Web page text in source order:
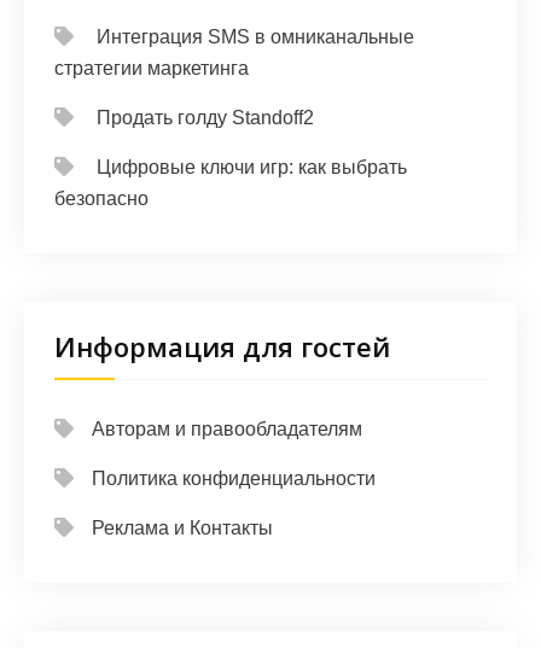
Интеграция SMS в омниканальные
стратегии маркетинга
Продать голду Standoff2
Цифровые ключи игр: как выбрать
безопасно
Информация для гостей
Авторам и правообладателям
Политика конфиденциальности
Реклама и Контакты